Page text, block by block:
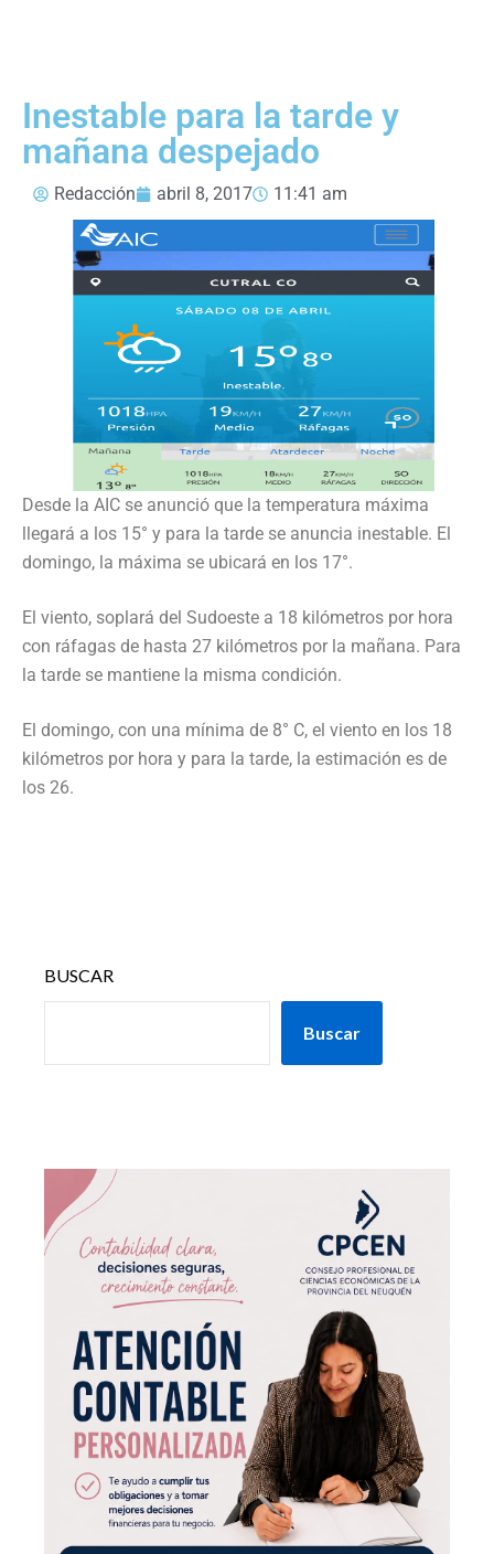
Inestable para la tarde y
mañana despejado
Redacción abril 8, 2017 11:41 am
Desde la AIC se anunció que la temperatura máxima
llegará a los 15° y para la tarde se anuncia inestable. El
domingo, la máxima se ubicará en los 17°.
El viento, soplará del Sudoeste a 18 kilómetros por hora
con ráfagas de hasta 27 kilómetros por la mañana. Para
la tarde se mantiene la misma condición.
El domingo, con una mínima de 8° C, el viento en los 18
kilómetros por hora y para la tarde, la estimación es de
los 26.
BUSCAR
Buscar